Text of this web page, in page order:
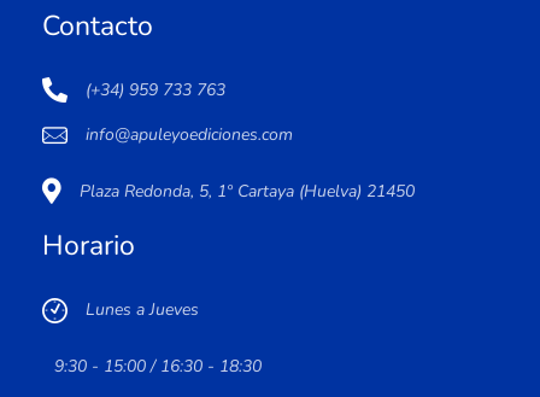
Contacto
(+34) 959 733 763
info@apuleyoediciones.com
Plaza Redonda, 5, 1º Cartaya (Huelva) 21450
Horario
Lunes a Jueves
9:30 - 15:00 / 16:30 - 18:30